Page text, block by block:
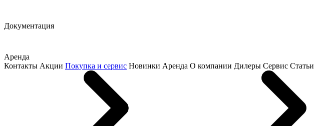
Документация
Аренда
Контакты Акции Покупка и сервис Новинки Аренда О компании Дилеры Сервис Статьи